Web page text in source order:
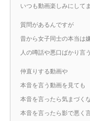
いつも動画楽しみにしてま
質問があるんですが
昔から女子同士の本当は
人の噂話や悪口ばかり言
仲直りする動画や
本音を言う動画を見ても
本音を言ったら気まづく
本音を言ったら影で悪く